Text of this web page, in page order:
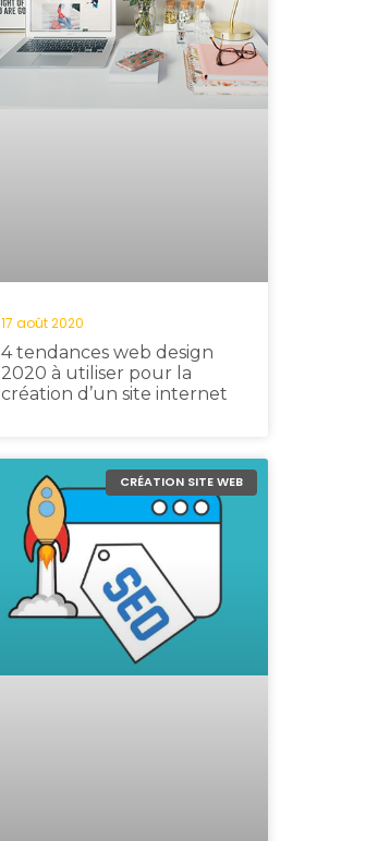
4 tendances web design
2020 à utiliser pour la
création d’un site internet
17 août 2020
CRÉATION SITE WEB